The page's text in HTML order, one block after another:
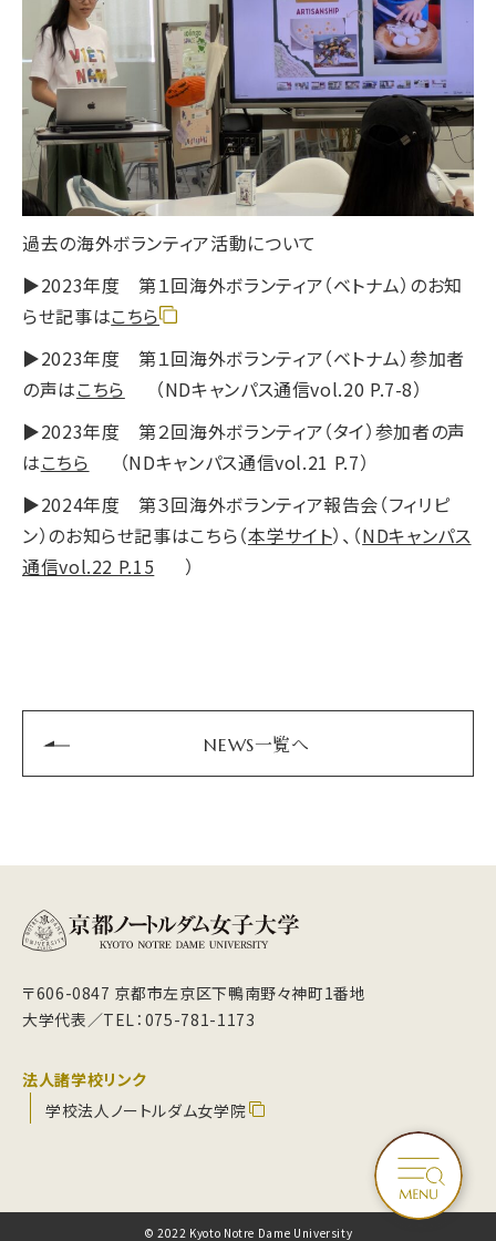
過去の海外ボランティア活動について
▶2023年度 第１回海外ボランティア（ベトナム）のお知
らせ記事はこちら
▶2023年度 第１回海外ボランティア（ベトナム）参加者
の声はこちら
（NDキャンパス通信vol.20 P.7-8）
▶2023年度 第２回海外ボランティア（タイ）参加者の声
はこちら
（NDキャンパス通信vol.21 P.7）
▶2024年度 第３回海外ボランティア報告会（フィリピ
ン）のお知らせ記事はこちら（本学サイト）、（NDキャンパス
通信vol.22 P.15
）
NEWS一覧へ
〒606-0847 京都市左京区下鴨南野々神町1番地
大学代表／TEL：075-781-1173
法人諸学校リンク
学校法人ノートルダム女学院
© 2022 Kyoto Notre Dame University